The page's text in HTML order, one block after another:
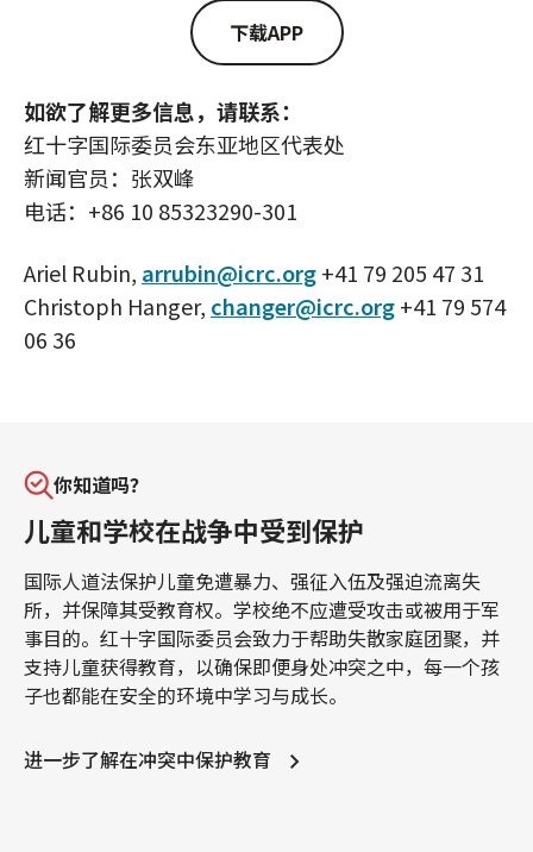
下载APP
如欲了解更多信息，请联系：
红十字国际委员会东亚地区代表处
新闻官员：张双峰
电话：+86 10 85323290-301
Ariel Rubin, arrubin@icrc.org+41 79 205 47 31
Christoph Hanger, changer@icrc.org+41 79 574
06 36
你知道吗？
儿童和学校在战争中受到保护
国际人道法保护儿童免遭暴力、强征入伍及强迫流离失
所，并保障其受教育权。学校绝不应遭受攻击或被用于军
事目的。红十字国际委员会致力于帮助失散家庭团聚，并
支持儿童获得教育，以确保即便身处冲突之中，每一个孩
子也都能在安全的环境中学习与成长。
进一步了解在冲突中保护教育